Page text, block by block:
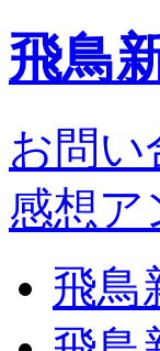
飛鳥
お問い
感想ア
飛鳥